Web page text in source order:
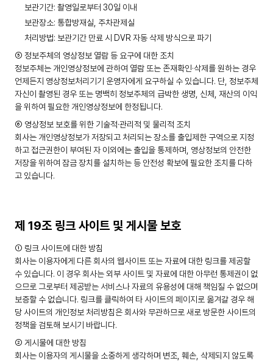
보관기간: 촬영일로부터 30일 이내
보관장소: 통합방재실, 주차관제실
처리방법: 보관기간 만료 시 DVR 자동 삭제 방식으로 파기
⑤ 정보주체의 영상정보 열람 등 요구에 대한 조치
정보주체는 개인영상정보에 관하여 열람 또는 존재확인·삭제를 원하는 경우
언제든지 영상정보처리기기 운영자에게 요구하실 수 있습니다. 단, 정보주체
자신이 촬영된 경우 또는 명백히 정보주체의 급박한 생명, 신체, 재산의 이익
을 위하여 필요한 개인영상정보에 한정됩니다.
⑥ 영상정보 보호를 위한 기술적·관리적 및 물리적 조치
회사는 개인영상정보가 저장되고 처리되는 장소를 출입제한 구역으로 지정
하고 접근권한이 부여된 자 이외에는 출입을 통제하며, 영상정보의 안전한
저장을 위하여 잠금 장치를 설치하는 등 안전성 확보에 필요한 조치를 다하
고 있습니다.
제 19조 링크 사이트 및 게시물 보호
① 링크 사이트에 대한 방침
회사는 이용자에게 다른 회사의 웹사이트 또는 자료에 대한 링크를 제공할
수 있습니다. 이 경우 회사는 외부 사이트 및 자료에 대한 아무런 통제권이 없
으므로 그로부터 제공받는 서비스나 자료의 유용성에 대해 책임질 수 없으며
보증할 수 없습니다. 링크를 클릭하여 타 사이트의 페이지로 옮겨갈 경우 해
당 사이트의 개인정보 처리방침은 회사와 무관하므로 새로 방문한 사이트의
정책을 검토해 보시기 바랍니다.
② 게시물에 대한 방침
회사는 이용자의 게시물을 소중하게 생각하며 변조, 훼손, 삭제되지 않도록